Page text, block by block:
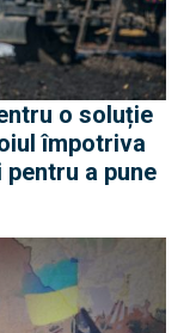
o soluție
împotriva
a pune